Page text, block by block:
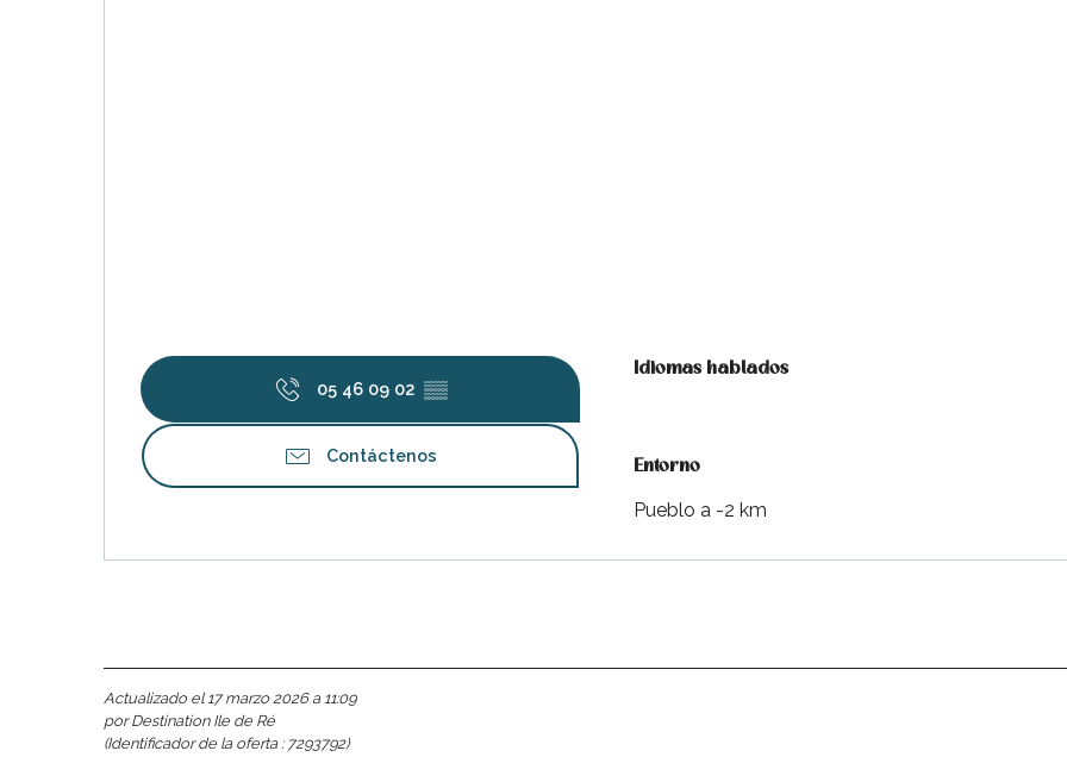
05 46 09 02 ▒▒
Contáctenos
Idiomas hablados
Idiomas hablados
Entorno
Entorno
Pueblo a -2 km
Actualizado el 17 marzo 2026 a 11:09
por Destination Ile de Ré
(Identificador de la oferta : 7293792)